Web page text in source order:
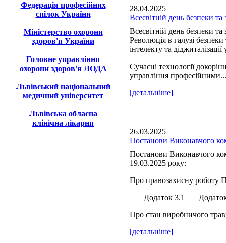
Федерація професійних
спілок України
Міністерство охорони
здоров'я України
Головне управління
охорони здоров'я ЛОДА
Львівський національний
медичний університет
Львівська обласна
клінічна лікарня
28.04.2025
Всесвітній день безпеки та
Всесвітній день безпеки та
Революція в галузі
інтелекту та
Сучасні технології
управління професійними...
[детальніше]
26.03.2025
Постанови Виконавчого
Постанови Виконавчого
19.03.2025 року:
Про правозахисну роботу
Додаток 3.1 Додаток
Про стан виробничого
[детальніше]